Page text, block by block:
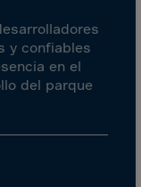
y confiables
en el
del parque